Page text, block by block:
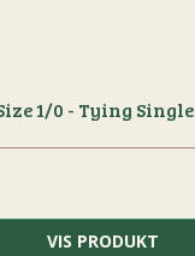
1/0 - Tying Single
VIS PRODUKT